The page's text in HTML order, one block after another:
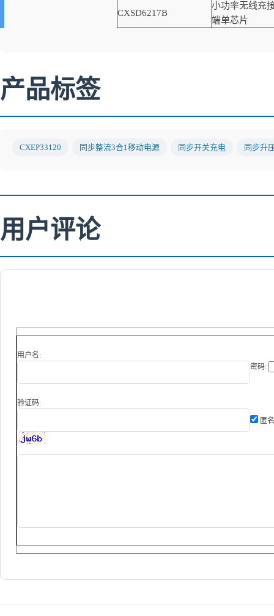
CXSD6217B
小功率无线充
端单芯片
产品标签
CXEP33120 同步整流3合1移动电源 同步开关充电 同步升
用户评论
用户名:
密码:
验证码:
匿